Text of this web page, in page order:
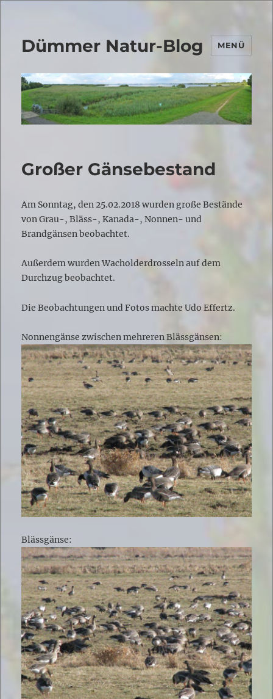
Dümmer Natur-Blog MENÜ
Großer Gänsebestand
Am Sonntag, den 25.02.2018 wurden große Bestände
von Grau-, Bläss-, Kanada-, Nonnen- und
Brandgänsen beobachtet.
Außerdem wurden Wacholderdrosseln auf dem
Durchzug beobachtet.
Die Beobachtungen und Fotos machte Udo Effertz.
Nonnengänse zwischen mehreren Blässgänsen:
Blässgänse: